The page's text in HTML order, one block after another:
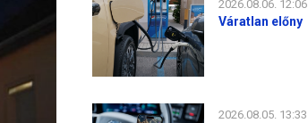
2026.08.06. 12:06
Váratlan előny
2026.08.05. 13:33